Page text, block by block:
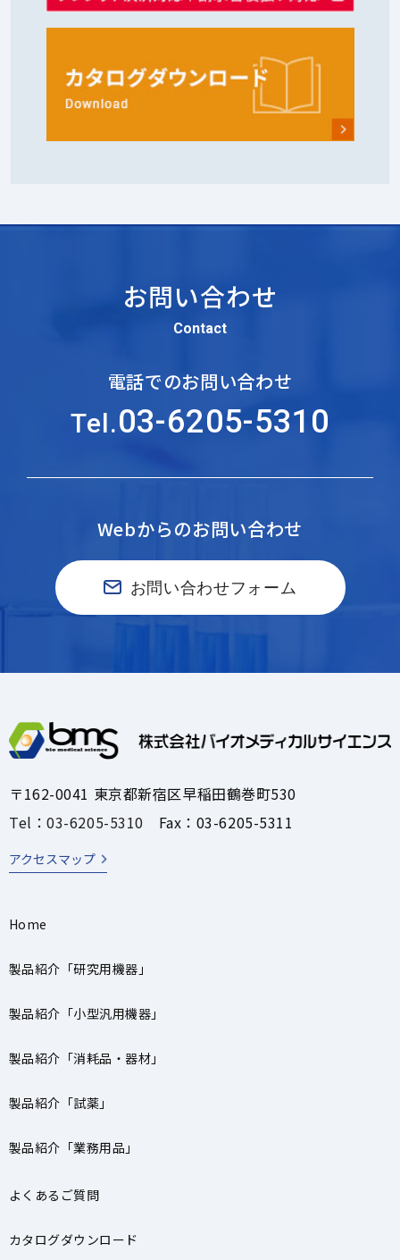
お問い合わせ
Contact
電話でのお問い合わせ
Tel.03-6205-5310
Webからのお問い合わせ
お問い合わせフォーム
〒162-0041 東京都新宿区早稲田鶴巻町530
Tel：03-6205-5310 Fax：03-6205-5311
アクセスマップ
Home
製品紹介「研究用機器」
製品紹介「小型汎用機器」
製品紹介「消耗品・器材」
製品紹介「試薬」
製品紹介「業務用品」
よくあるご質問
カタログダウンロード